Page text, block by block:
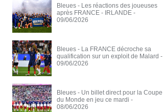
Bleues - Les réactions des joueuses
après FRANCE - IRLANDE -
09/06/2026
Bleues - La FRANCE décroche sa
qualification sur un exploit de Malard -
09/06/2026
Bleues - Un billet direct pour la Coupe
du Monde en jeu ce mardi -
08/06/2026